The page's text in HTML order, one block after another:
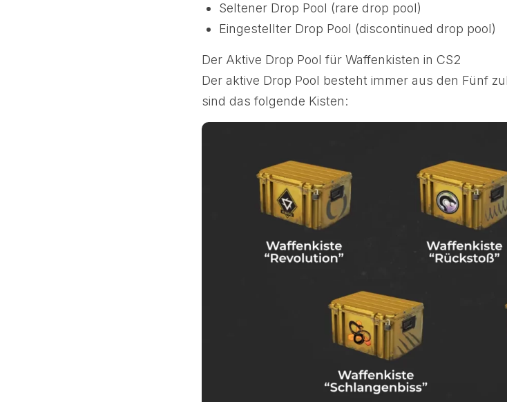
Seltener Drop Pool (rare drop pool)
Eingestellter Drop Pool (discontinued drop pool)
Der Aktive Drop Pool für Waffenkisten in CS2
Der aktive Drop Pool besteht immer aus den Fünf
sind das folgende Kisten: